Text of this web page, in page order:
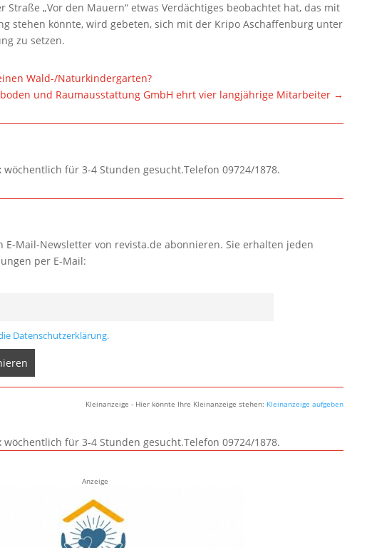
Straße „Vor den Mauern“ etwas Verdächtiges beobachtet hat, das mit
stehen könnte, wird gebeten, sich mit der Kripo Aschaffenburg unter
zu setzen.
Wald-/Naturkindergarten?
und Raumausstattung GmbH ehrt vier langjährige Mitarbeiter →
für 3-4 Stunden gesucht.Telefon 09724/1878.
E-Mail-Newsletter von revista.de abonnieren. Sie erhalten jeden
per E-Mail:
Datenschutzerklärung.
Kleinanzeige - Hier könnte Ihre Kleinanzeige stehen: Kleinanzeige aufgeben
für 3-4 Stunden gesucht.Telefon 09724/1878.
Anzeige